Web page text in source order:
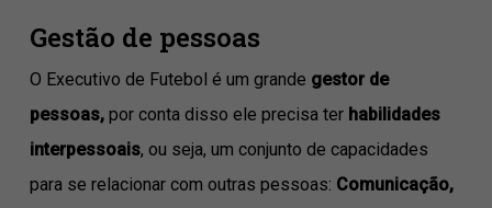
Gestão de pessoas
O Executivo de Futebol é um grande gestor de
pessoas,por conta disso ele precisa ter habilidades
interpessoais, ou seja, um conjunto de capacidades
para se relacionar com outras pessoas: Comunicação,